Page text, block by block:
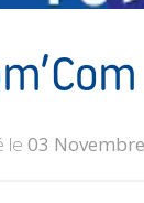
le 03